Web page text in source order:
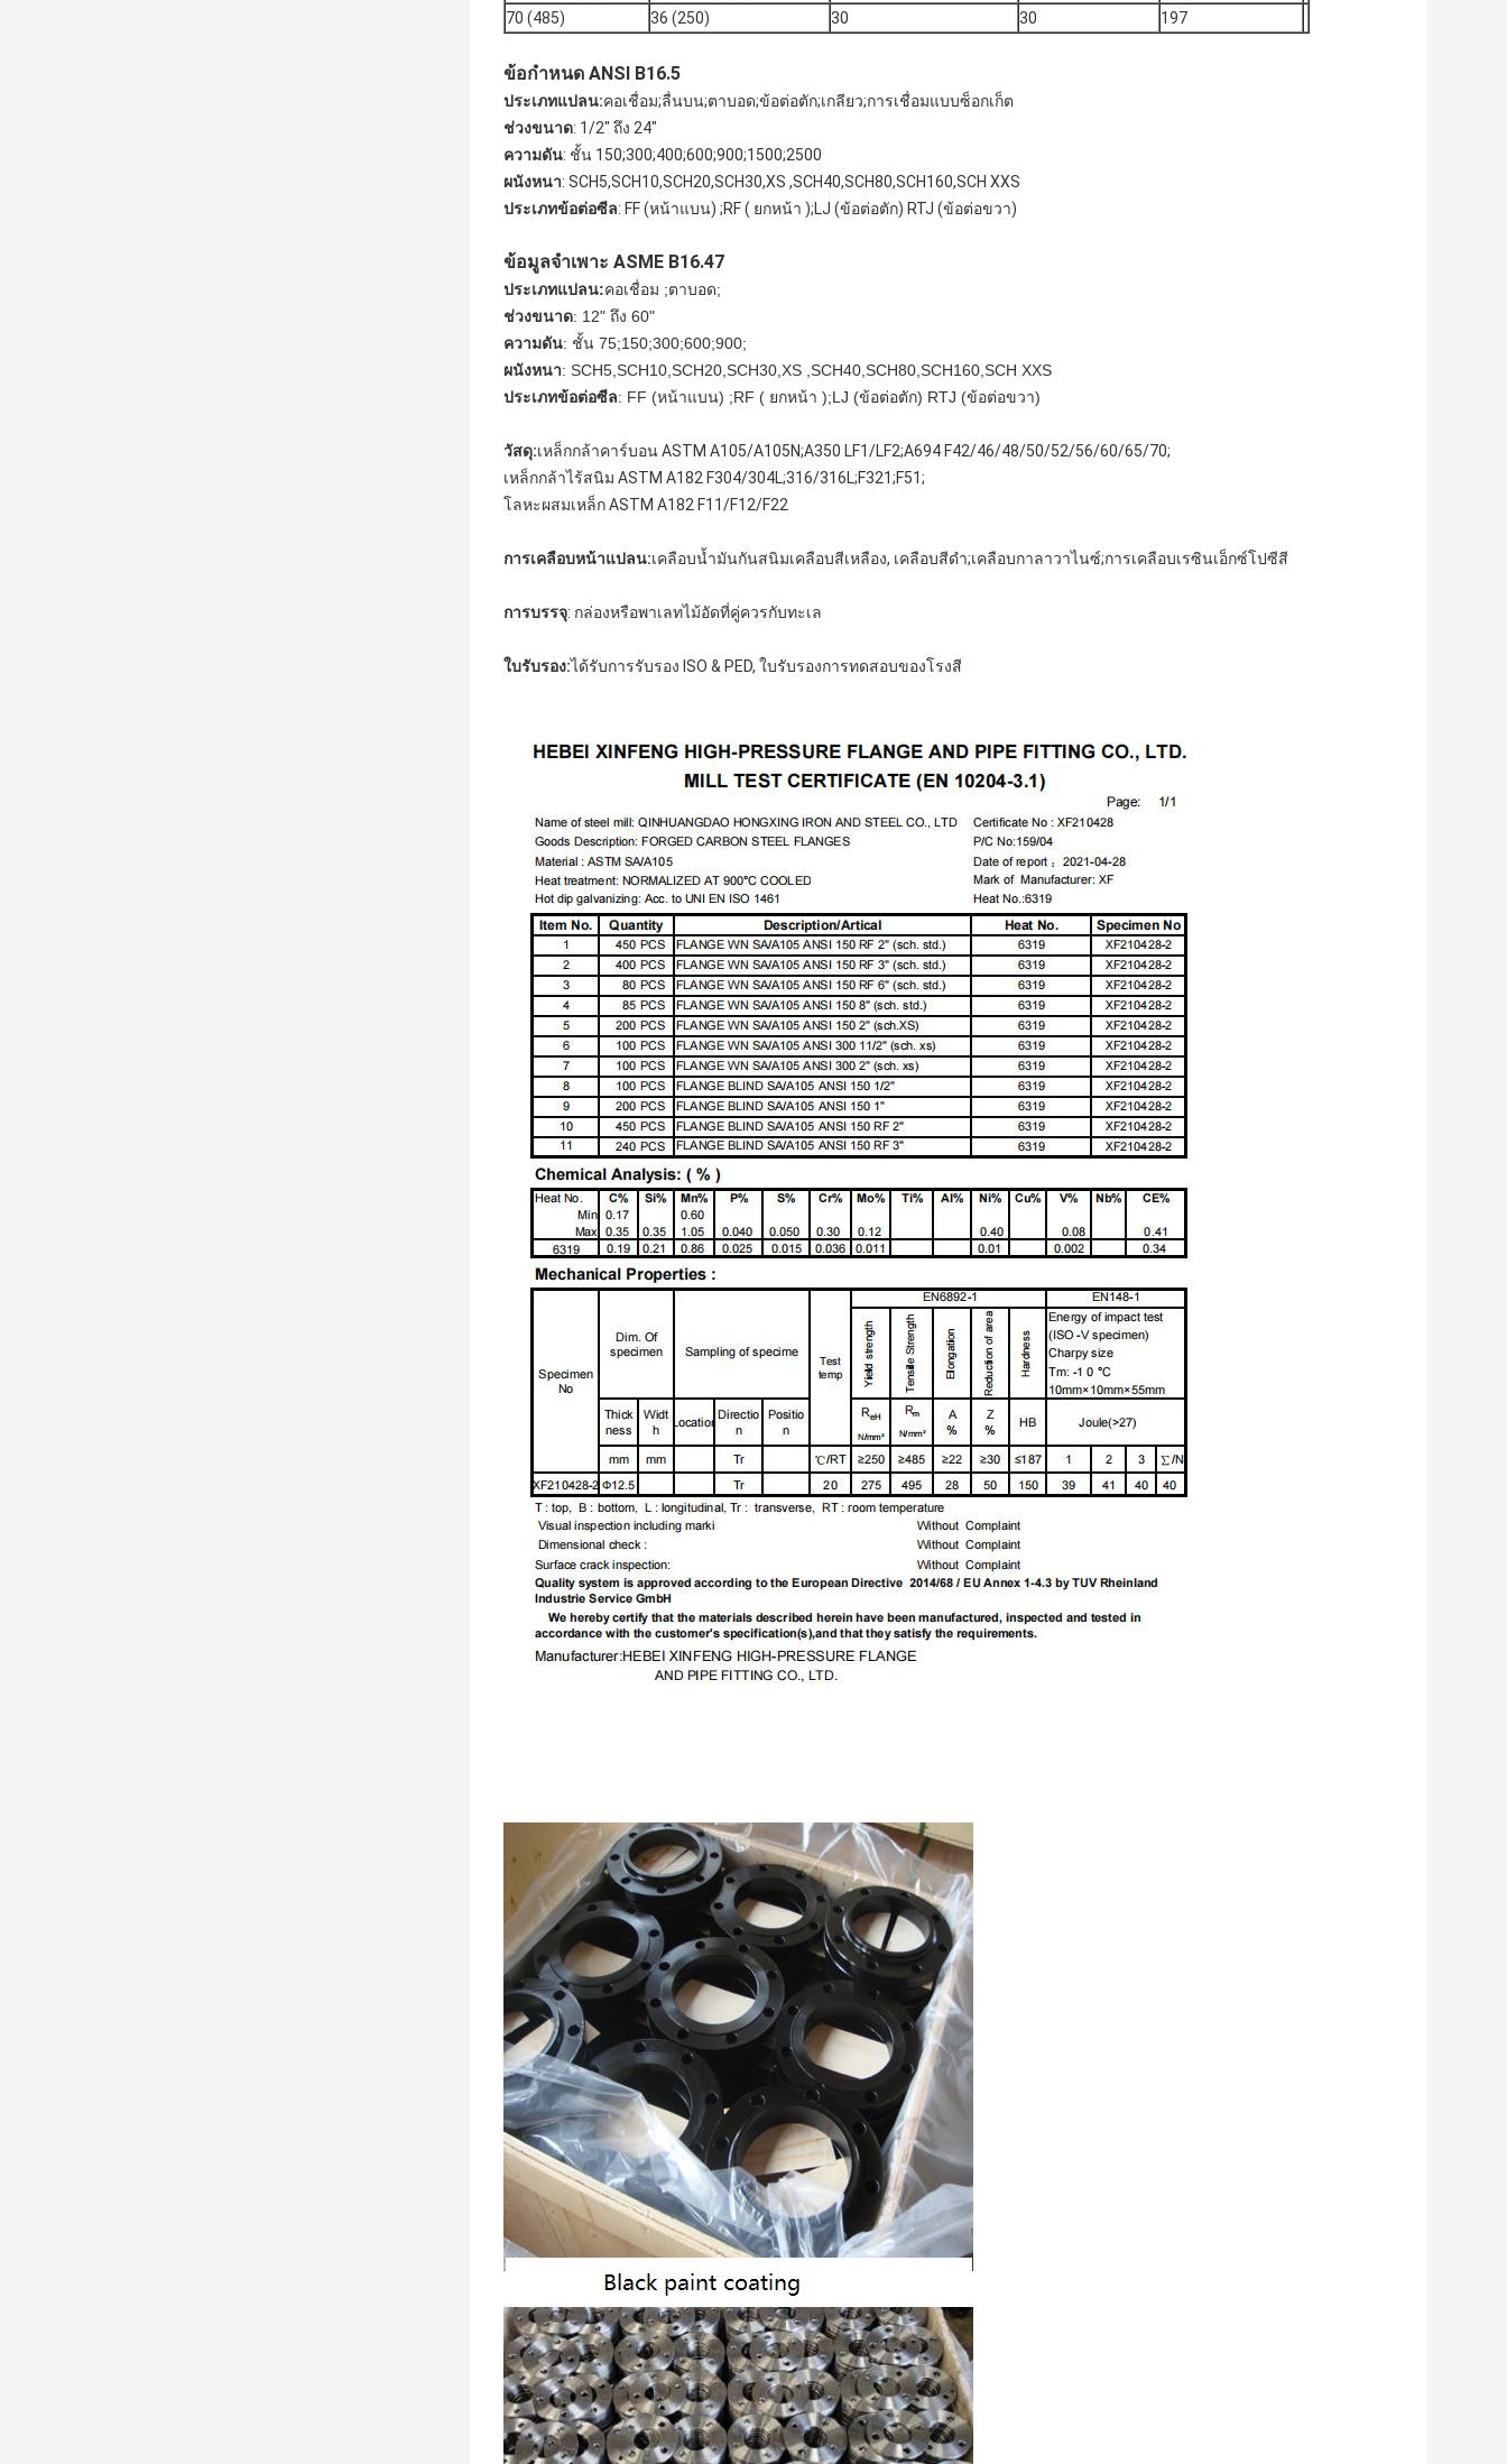
70 (485)
36 (250) 30 30 197
ข้อกำหนด ANSI B16.5
ประเภทแปลน:คอเชื่อม;ลื่นบน;ตาบอด;ข้อต่อตัก;เกลียว;การเชื่อมแบบซ็อกเก็ต
ช่วงขนาด: 1/2" ถึง 24"
ความดัน: ชั้น 150;300;400;600;900;1500;2500
ผนังหนา: SCH5,SCH10,SCH20,SCH30,XS ,SCH40,SCH80,SCH160,SCH XXS
ประเภทข้อต่อซีล: FF (หน้าแบน) ;RF ( ยกหน้า );LJ (ข้อต่อตัก) RTJ (ข้อต่อขวา)
ข้อมูลจำเพาะ ASME B16.47
ประเภทแปลน:คอเชื่อม ;ตาบอด;
ช่วงขนาด: 12" ถึง 60"
ความดัน: ชั้น 75;150;300;600;900;
ผนังหนา: SCH5,SCH10,SCH20,SCH30,XS ,SCH40,SCH80,SCH160,SCH XXS
ประเภทข้อต่อซีล: FF (หน้าแบน) ;RF ( ยกหน้า );LJ (ข้อต่อตัก) RTJ (ข้อต่อขวา)
วัสดุ:เหล็กกล้าคาร์บอน ASTM A105/A105N;A350 LF1/LF2;A694 F42/46/48/50/52/56/60/65/70;
เหล็กกล้าไร้สนิม ASTM A182 F304/304L;316/316L;F321;F51;
โลหะผสมเหล็ก ASTM A182 F11/F12/F22
การเคลือบหน้าแปลน:เคลือบน้ำมันกันสนิมเคลือบสีเหลือง, เคลือบสีดำ;เคลือบกาลาวาไนซ์;การเคลือบเรซินเอ็กซ์โปซีสี
การบรรจุ: กล่องหรือพาเลทไม้อัดที่คู่ควรกับทะเล
ใบรับรอง:ได้รับการรับรอง ISO & PED, ใบรับรองการทดสอบของโรงสี